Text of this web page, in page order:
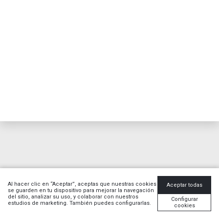
Al hacer clic en “Aceptar”, aceptas que nuestras cookies
se guarden en tu dispositivo para mejorar la navegación
del sitio, analizar su uso, y colaborar con nuestros
estudios de marketing. También puedes configurarlas.
Aceptar todas
Configurar
cookies